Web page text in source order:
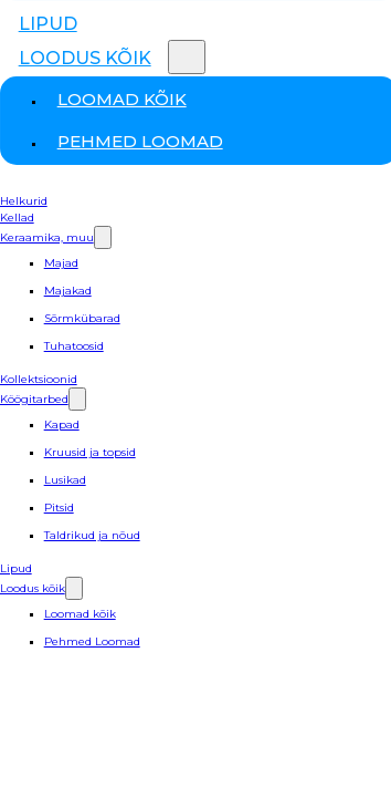
LIPUD
LOODUS KÕIK
LOOMAD KÕIK
PEHMED LOOMAD
Helkurid
Kellad
Keraamika, muu
Majad
Majakad
Sõrmkübarad
Tuhatoosid
Kollektsioonid
Köögitarbed
Kapad
Kruusid ja topsid
Lusikad
Pitsid
Taldrikud ja nõud
Lipud
Loodus kõik
Loomad kõik
Pehmed Loomad